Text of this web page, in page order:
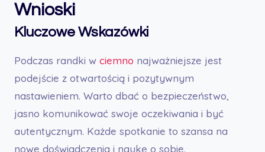
Wnioski
Kluczowe Wskazówki
Podczas randki w ciemno najważniejsze jest
podejście z otwartością i pozytywnym
nastawieniem. Warto dbać o bezpieczeństwo,
jasno komunikować swoje oczekiwania i być
autentycznym. Każde spotkanie to szansa na
nowe doświadczenia i naukę o sobie.